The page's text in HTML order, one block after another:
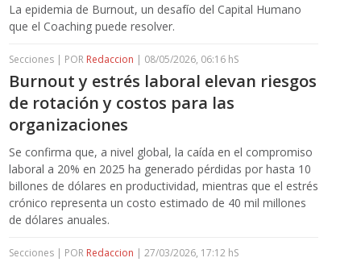
La epidemia de Burnout, un desafío del Capital Humano
que el Coaching puede resolver.
Secciones | POR Redaccion | 08/05/2026, 06:16 hS
Burnout y estrés laboral elevan riesgos
de rotación y costos para las
organizaciones
Se confirma que, a nivel global, la caída en el compromiso
laboral a 20% en 2025 ha generado pérdidas por hasta 10
billones de dólares en productividad, mientras que el estrés
crónico representa un costo estimado de 40 mil millones
de dólares anuales.
Secciones | POR Redaccion | 27/03/2026, 17:12 hS